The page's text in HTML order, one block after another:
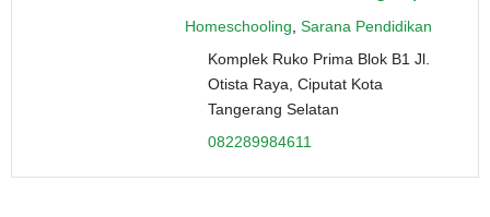
Homeschooling Sarana Pendidikan
Komplek Ruko Prima Blok B1 Jl.
Otista Raya, Ciputat Kota
Tangerang Selatan
082289984611